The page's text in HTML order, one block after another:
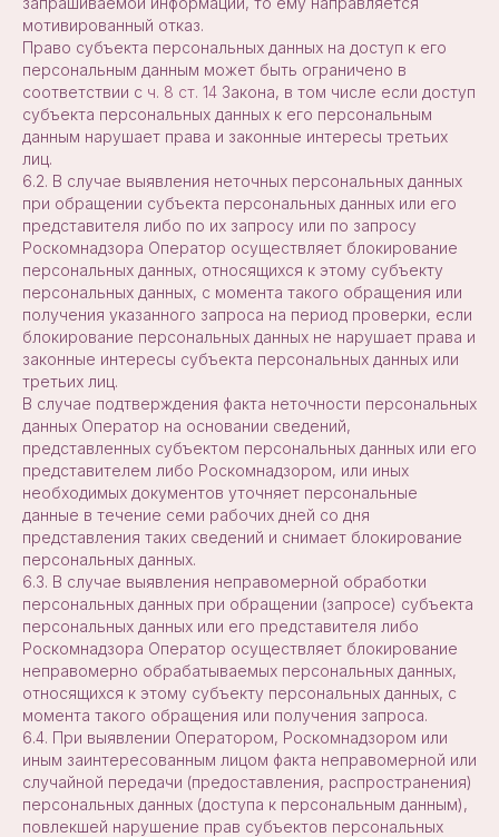
мотивированный отказ.
Право субъекта персональных данных на доступ к его
персональным данным может быть ограничено в
соответствии с ч. 8 ст. 14 Закона, в том числе если доступ
субъекта персональных данных к его персональным
данным нарушает права и законные интересы третьих
лиц.
6.2. В случае выявления неточных персональных данных
при обращении субъекта персональных данных или его
представителя либо по их запросу или по запросу
Роскомнадзора Оператор осуществляет блокирование
персональных данных, относящихся к этому субъекту
персональных данных, с момента такого обращения или
получения указанного запроса на период проверки, если
блокирование персональных данных не нарушает права и
законные интересы субъекта персональных данных или
третьих лиц.
В случае подтверждения факта неточности персональных
данных Оператор на основании сведений,
представленных субъектом персональных данных или его
представителем либо Роскомнадзором, или иных
необходимых документов уточняет персональные
данные в течение семи рабочих дней со дня
представления таких сведений и снимает блокирование
персональных данных.
6.3. В случае выявления неправомерной обработки
персональных данных при обращении (запросе) субъекта
персональных данных или его представителя либо
Роскомнадзора Оператор осуществляет блокирование
неправомерно обрабатываемых персональных данных,
относящихся к этому субъекту персональных данных, с
момента такого обращения или получения запроса.
6.4. При выявлении Оператором, Роскомнадзором или
иным заинтересованным лицом факта неправомерной или
случайной передачи (предоставления, распространения)
персональных данных (доступа к персональным данным),
повлекшей нарушение прав субъектов персональных